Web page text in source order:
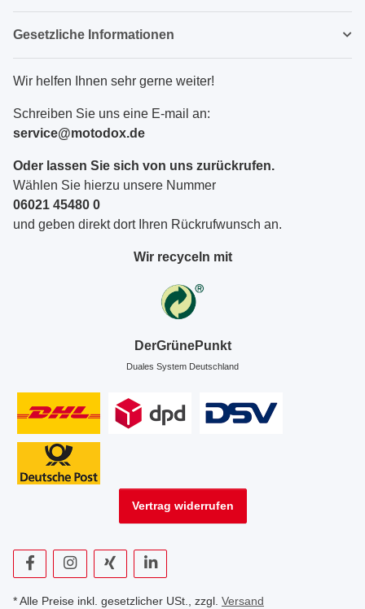
Gesetzliche Informationen
Wir helfen Ihnen sehr gerne weiter!
Schreiben Sie uns eine E-mail an:
service@motodox.de
Oder lassen Sie sich von uns zurückrufen.
Wählen Sie hierzu unsere Nummer
06021 45480 0
und geben direkt dort Ihren Rückrufwunsch an.
Wir recyceln mit
DerGrünePunkt
Duales System Deutschland
Vertrag widerrufen
* Alle Preise inkl. gesetzlicher USt., zzgl. Versand